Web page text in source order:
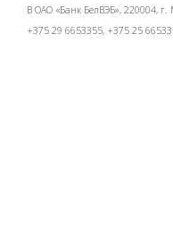
В ОАО «Банк БелВЭБ», 220004, г.
+375 29 6653355, +375 25